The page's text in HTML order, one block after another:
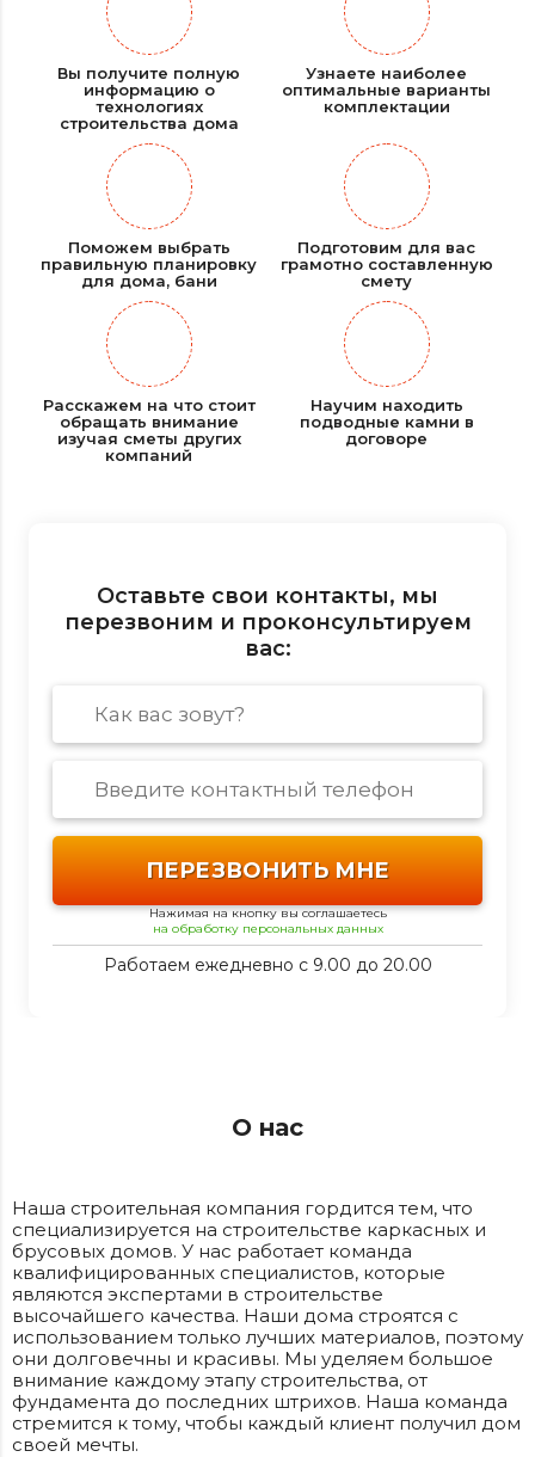
Вы получите полную
информацию о
технологиях
строительства дома
Узнаете наиболее
оптимальные варианты
комплектации
Поможем выбрать
правильную планировку
для дома, бани
Подготовим для вас
грамотно составленную
смету
Расскажем на что стоит
обращать внимание
изучая сметы других
компаний
Научим находить
подводные камни в
договоре
Оставьте свои контакты, мы
перезвоним и проконсультируем
вас:
Нажимая на кнопку вы соглашаетесь
на обработку персональных данных
Работаем ежедневно с 9.00 до 20.00
О нас
Наша строительная компания гордится тем, что
специализируется на строительстве каркасных и
брусовых домов. У нас работает команда
квалифицированных специалистов, которые
являются экспертами в строительстве
высочайшего качества. Наши дома строятся с
использованием только лучших материалов, поэтому
они долговечны и красивы. Мы уделяем большое
внимание каждому этапу строительства, от
фундамента до последних штрихов. Наша команда
стремится к тому, чтобы каждый клиент получил дом
своей мечты.